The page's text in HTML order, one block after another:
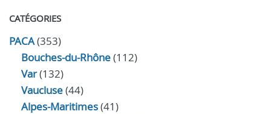
CATÉGORIES
PACA(353)
Bouches-du-Rhône(112)
Var(132)
Vaucluse(44)
Alpes-Maritimes(41)